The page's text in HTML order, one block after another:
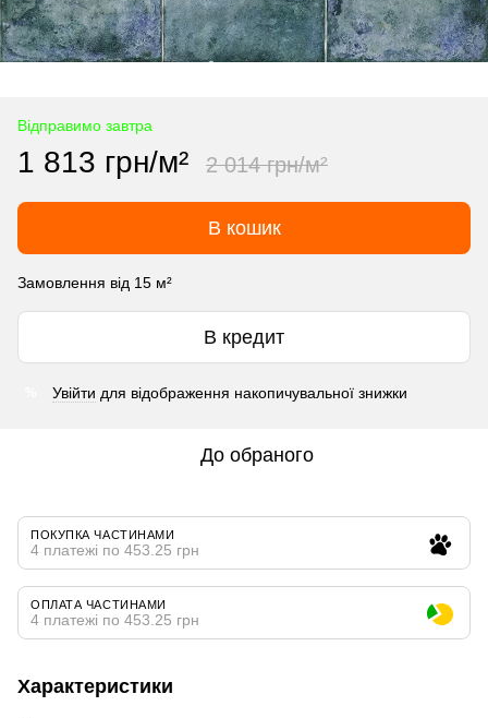
Відправимо завтра
1 813 грн/м² 2 014 грн/м²
В кошик
Замовлення від 15 м²
В кредит
Увійти для відображення накопичувальної знижки
До обраного
ПОКУПКА ЧАСТИНАМИ
4 платежі по 453.25 грн
ОПЛАТА ЧАСТИНАМИ
4 платежі по 453.25 грн
Характеристики